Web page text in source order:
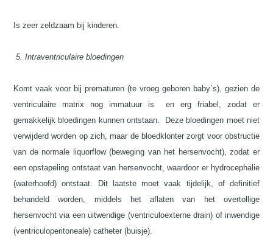
Is zeer zeldzaam bij kinderen.
5. Intraventriculaire bloedingen
Komt vaak voor bij prematuren (te vroeg geboren baby`s), gezien de
ventriculaire matrix nog immatuur is
en erg friabel, zodat er
gemakkelijk bloedingen kunnen ontstaan.
Deze bloedingen moet niet
verwijderd worden op zich, maar de bloedklonter zorgt voor obstructie
van de normale liquorflow (beweging van het hersenvocht), zodat er
een opstapeling ontstaat van hersenvocht, waardoor er hydrocephalie
(waterhoofd) ontstaat. Dit laatste moet vaak tijdelijk, of definitief
behandeld worden, middels het aflaten van het overtollige
hersenvocht via een uitwendige (ventriculoexterne drain) of inwendige
(ventriculoperitoneale) catheter (buisje).